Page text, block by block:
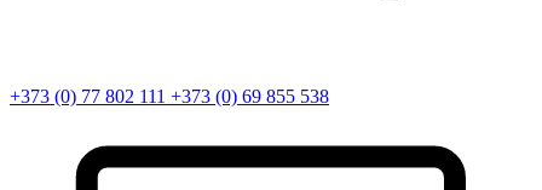
+373 (0) 77 802 111 +373 (0) 69 855 538